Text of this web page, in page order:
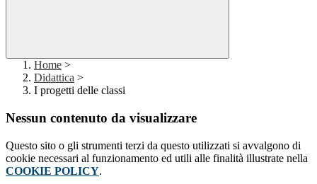
Home >
Didattica >
I progetti delle classi
Nessun contenuto da visualizzare
Questo sito o gli strumenti terzi da questo utilizzati si avvalgono di
cookie necessari al funzionamento ed utili alle finalità illustrate nella
COOKIE POLICY.